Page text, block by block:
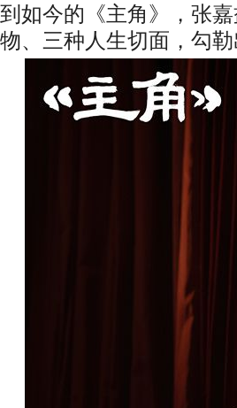
到如今的《主角》，张
物、三种人生切面，勾